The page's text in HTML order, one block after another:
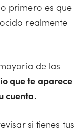
primero es que
realmente
de las
que te aparece
cuenta.
si tienes tus